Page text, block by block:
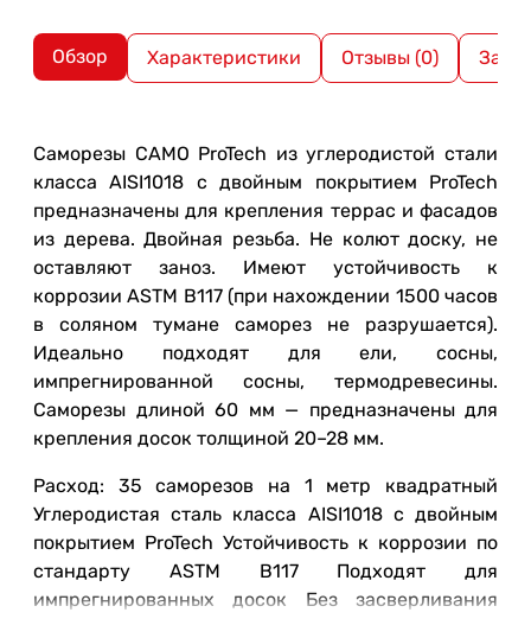
Обзор Характеристики Отзывы (0)
Саморезы CAMO ProTech из углеродистой стали
класса AISI1018 с двойным покрытием ProTech
предназначены для крепления террас и фасадов
из дерева. Двойная резьба. Не колют доску, не
оставляют заноз. Имеют устойчивость к
коррозии ASTM B117 (при нахождении 1500 часов
в соляном тумане саморез не разрушается).
Идеально подходят для ели, сосны,
импрегнированной сосны, термодревесины.
Саморезы длиной 60 мм — предназначены для
крепления досок толщиной 20–28 мм.
Расход: 35 саморезов на 1 метр квадратный
Углеродистая сталь класса AISI1018 с двойным
покрытием ProTech Устойчивость к коррозии по
стандарту ASTM B117 Подходят для
импрегнированных досок Без засверливания